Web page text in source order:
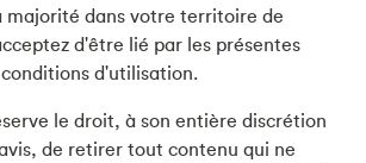
majorité dans votre territoire de
d'être lié par les présentes
conditions d'utilisation.
le droit, à son entière discrétion
de retirer tout contenu qui ne